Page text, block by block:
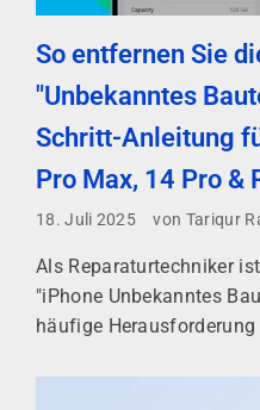
So entfernen Sie
"Unbekanntes
Schritt-Anleitung
Pro Max, 14 Pro &
18. Juli 2025 von Tariqur
Als Reparaturtechniker
"iPhone Unbekanntes
häufige